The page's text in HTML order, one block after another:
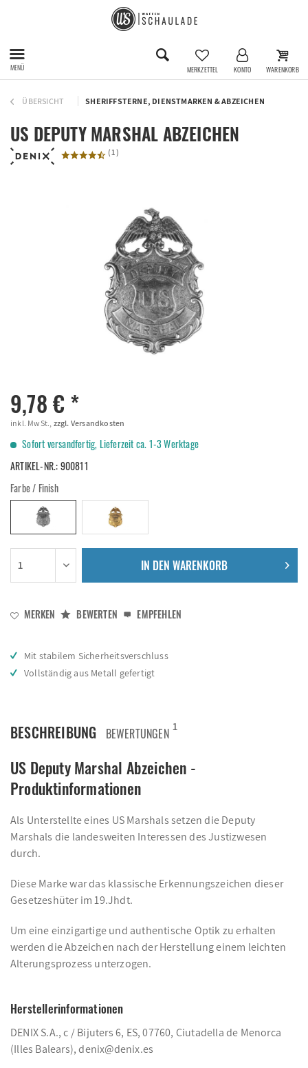
MENÜ MERKZETTEL KONTO WARENKORB
ÜBERSICHT SHERIFFSTERNE, DIENSTMARKEN & ABZEICHEN
US DEPUTY MARSHAL ABZEICHEN
(1)
9,78 € *
inkl. MwSt., zzgl. Versandkosten
Sofort versandfertig, Lieferzeit ca. 1-3 Werktage
ARTIKEL-NR.:900811
Farbe / Finish
IN DEN WARENKORB
MERKEN BEWERTEN EMPFEHLEN
Mit stabilem Sicherheitsverschluss
Vollständig aus Metall gefertigt
BESCHREIBUNG BEWERTUNGEN 1
US Deputy Marshal Abzeichen -
Produktinformationen
Als Unterstellte eines US Marshals setzen die Deputy
Marshals die landesweiten Interessen des Justizwesen
durch.
Diese Marke war das klassische Erkennungszeichen dieser
Gesetzeshüter im 19.Jhdt.
Um eine einzigartige und authentische Optik zu erhalten
werden die Abzeichen nach der Herstellung einem leichten
Alterungsprozess unterzogen.
Herstellerinformationen
DENIX S.A., c / Bijuters 6, ES, 07760, Ciutadella de Menorca
(Illes Balears), denix@denix.es